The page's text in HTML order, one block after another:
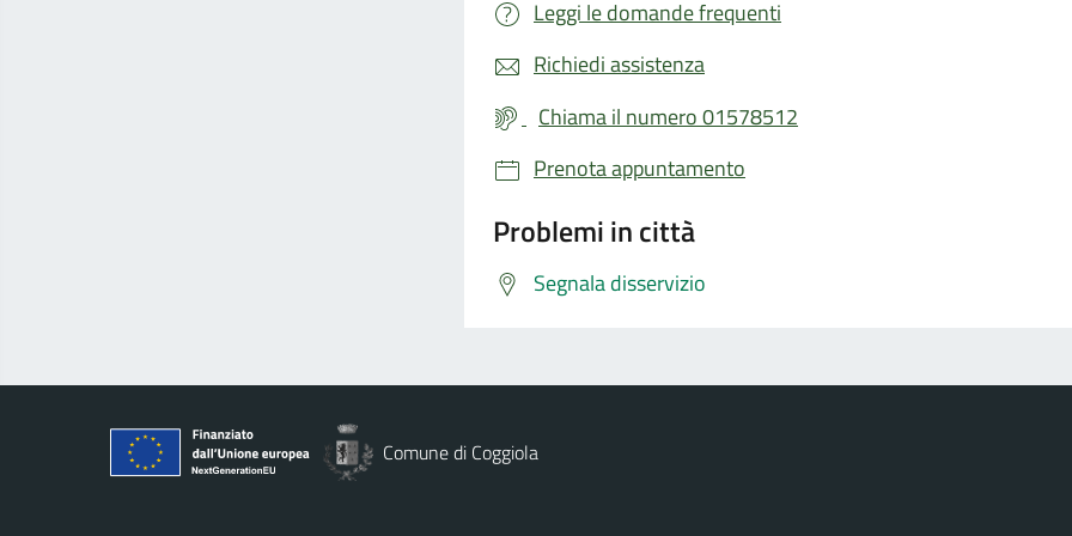
Leggi le domande frequenti
Richiedi assistenza
Chiama il numero 01578512
Prenota appuntamento
Problemi in città
Segnala disservizio
Comune di Coggiola